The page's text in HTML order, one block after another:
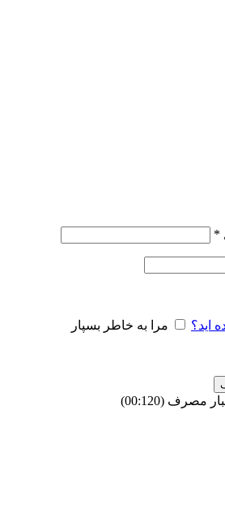
*
اید؟ مرا به خاطر بسپار
مصرف (00:
120
)